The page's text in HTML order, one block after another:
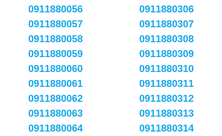
0911880056
0911880057
0911880058
0911880059
0911880060
0911880061
0911880062
0911880063
0911880064
0911880306
0911880307
0911880308
0911880309
0911880310
0911880311
0911880312
0911880313
0911880314